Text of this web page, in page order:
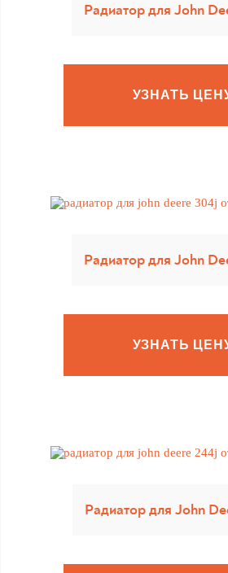
Радиатор для John
УЗНАТЬ
Радиатор для John
УЗНАТЬ
Радиатор для John